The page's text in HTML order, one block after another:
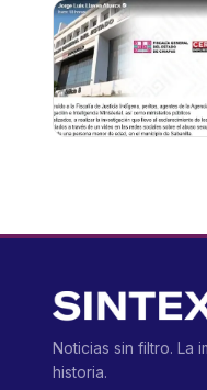
Noticias sin filtro. La
historia.